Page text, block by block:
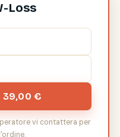
Loss
39,00 €
vi contattera per